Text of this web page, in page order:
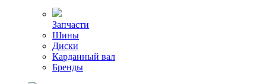
Запчасти
Шины
Диски
Карданный вал
Бренды